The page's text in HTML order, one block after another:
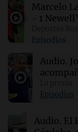
neurálgico
01:31 Ciencia
salud entre
00:32 Clima
Clima en
Marcelo
- 1
Episodios
Audio.
Episodios
Audio. El